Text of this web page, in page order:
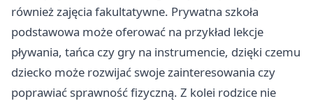
również zajęcia fakultatywne. Prywatna szkoła
podstawowa może oferować na przykład lekcje
pływania, tańca czy gry na instrumencie, dzięki czemu
dziecko może rozwijać swoje zainteresowania czy
poprawiać sprawność fizyczną. Z kolei rodzice nie